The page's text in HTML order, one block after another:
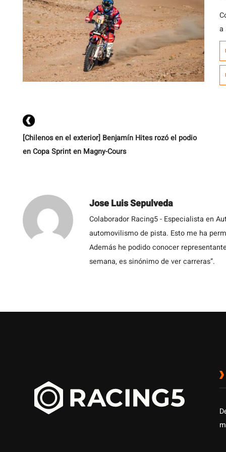
a
[Chilenos en el exterior] Benjamín Hites rozó el podio
en Copa Sprint en Magny-Cours
Jose Luis Sepulveda
Colaborador Racing5 - Especialista en
automovilismo de pista. Esto me ha
Además he podido conocer
semana, es sinónimo de ver carreras”.